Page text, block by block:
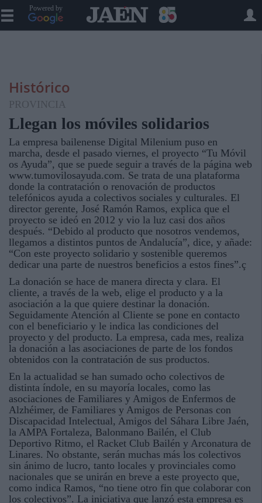
Powered by
Histórico
PROVINCIA
Llegan los móviles solidarios
La empresa bailenense Digital Milenium puso en
marcha, desde el pasado viernes, el proyecto “Tu Móvil
os Ayuda”, que se puede seguir a través de la página web
www.tumovilosayuda.com. Se trata de una plataforma
donde la contratación o renovación de productos
telefónicos ayuda a colectivos sociales y culturales. El
director gerente, José Ramón Ramos, explica que el
proyecto se ideó en 2012 y vio la luz casi dos años
después. “Debido al producto que nosotros vendemos,
llegamos a distintos puntos de Andalucía”, dice, y añade:
“Con este proyecto solidario y sostenible queremos
dedicar una parte de nuestros beneficios a estos fines”.ç
La donación se hace de manera directa y clara. El
cliente, a través de la web, elige el producto y a la
asociación a la que quiere destinar la donación.
Seguidamente Atención al Cliente se pone en contacto
con el beneficiario y le indica las condiciones del
proyecto y del producto. La empresa, cada mes, realiza
la donación a las asociaciones de parte de los fondos
obtenidos con la contratación de sus productos.
En la actualidad se han sumado ocho colectivos de
distinta índole, en su mayoría locales, como las
asociaciones de Familiares y Amigos de Enfermos de
Alzhéimer, de Familiares y Amigos de Personas con
Discapacidad Intelectual, Amigos del Sáhara Libre Jaén,
la AMPA Fortaleza, Balonmano Bailén, el Club
Deportivo Ritmo, el Racket Club Bailén y Arconatura de
Linares. No obstante, serán muchas más los colectivos
sin ánimo de lucro, tanto locales y provinciales como
nacionales que se unirán en breve a este proyecto que,
como indica Ramos, “no tiene otro fin que colaborar con
los colectivos”. La iniciativa que lanzó esta empresa es